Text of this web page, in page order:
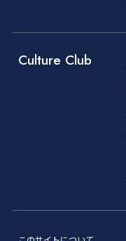
Culture Club